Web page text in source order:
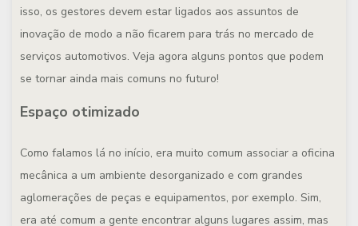
isso, os gestores devem estar ligados aos assuntos de
inovação de modo a não ficarem para trás no mercado de
serviços automotivos. Veja agora alguns pontos que podem
se tornar ainda mais comuns no futuro!
Espaço otimizado
Como falamos lá no início, era muito comum associar a oficina
mecânica a um ambiente desorganizado e com grandes
aglomerações de peças e equipamentos, por exemplo. Sim,
era até comum a gente encontrar alguns lugares assim, mas